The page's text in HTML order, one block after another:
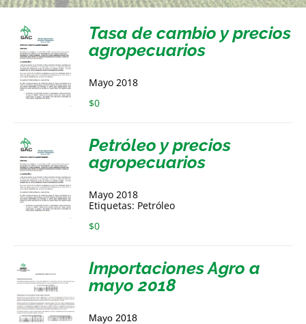
Tasa de cambio y precios
agropecuarios
Mayo 2018
$0
Petróleo y precios
agropecuarios
Mayo 2018
Etiquetas: Petróleo
$0
Importaciones Agro a
mayo 2018
Mayo 2018